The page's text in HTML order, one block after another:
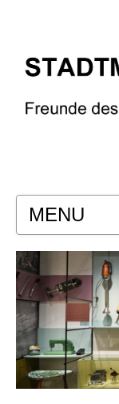
MENU
START
BESUCH
Infos
Termine